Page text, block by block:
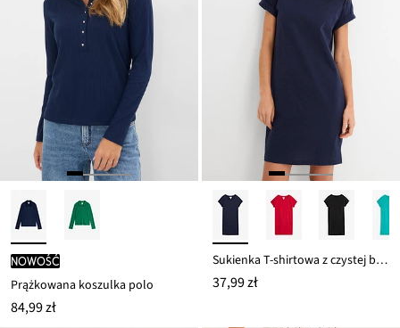
nowość
Prążkowana koszulka polo
84,99 zł
Sukienka T-shirtowa z czystej bawełny organicznej
37,99 zł